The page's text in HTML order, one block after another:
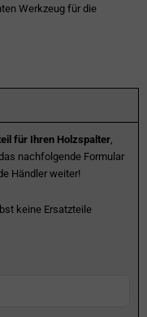
Werkzeug für die
für Ihren Holzspalter,
nachfolgende Formular
Händler weiter!
keine Ersatzteile